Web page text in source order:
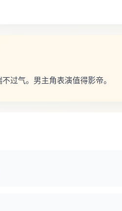
过气。男主角表演值得影帝。